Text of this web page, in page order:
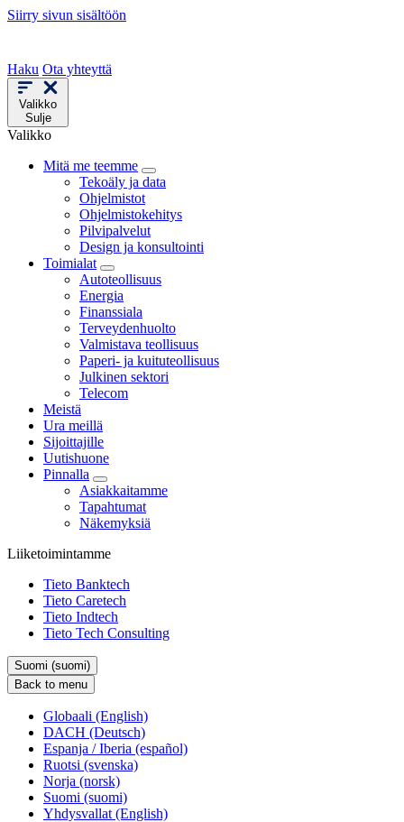
Siirry sivun sisältöön
Haku Ota yhteyttä
Valikko
Sulje
Valikko
Mitä me teemme
Tekoäly ja data
Ohjelmistot
Ohjelmistokehitys
Pilvipalvelut
Design ja konsultointi
Toimialat
Autoteollisuus
Energia
Finanssiala
Terveydenhuolto
Valmistava teollisuus
Paperi- ja kuituteollisuus
Julkinen sektori
Telecom
Meistä
Ura meillä
Sijoittajille
Uutishuone
Pinnalla
Asiakkaitamme
Tapahtumat
Näkemyksiä
Liiketoimintamme
Tieto Banktech
Tieto Caretech
Tieto Indtech
Tieto Tech Consulting
Suomi (suomi)
Back to menu
Globaali (English)
DACH (Deutsch)
Espanja / Iberia (español)
Ruotsi (svenska)
Norja (norsk)
Suomi (suomi)
Yhdysvallat (English)